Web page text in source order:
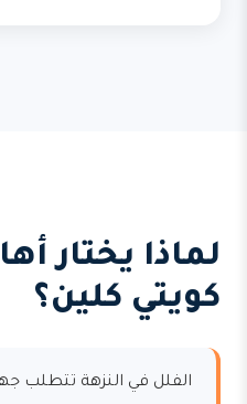
لماذا يختار
كويتي كلين؟
الفلل في النزهة تتطلب